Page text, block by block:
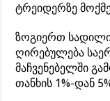
ტრეიდერზე
ზოგიერთ
ღირებულება
მაჩვენებელში
თანხის 1%-დან